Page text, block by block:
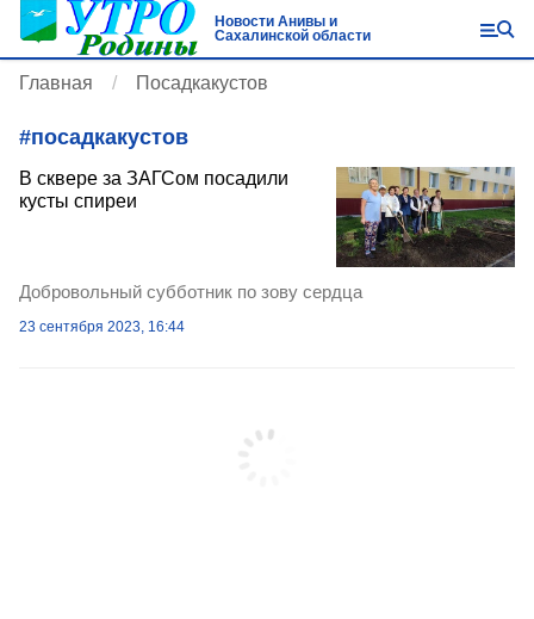
Новости Анивы и
Сахалинской области
Главная Посадкакустов
#посадкакустов
В сквере за ЗАГСом посадили
кусты спиреи
Добровольный субботник по зову сердца
23 сентября 2023, 16:44